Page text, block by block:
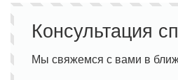
Консультация
Мы свяжемся с вами в